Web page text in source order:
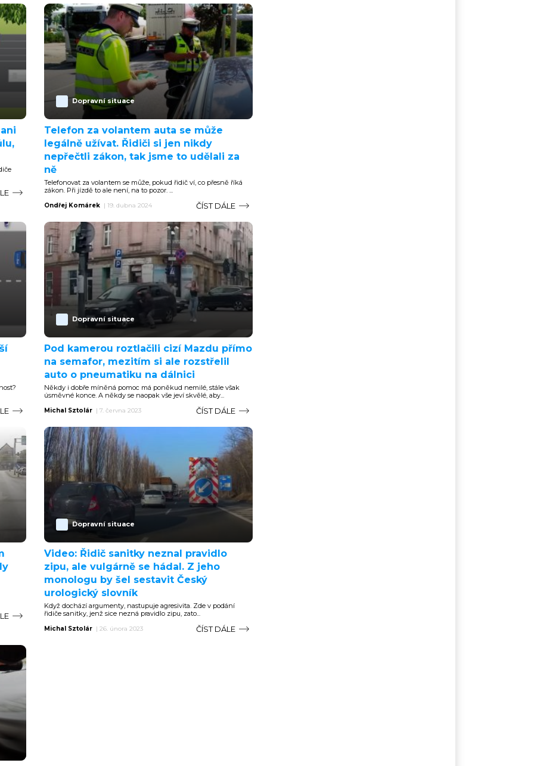
Dopravní situace
Telefon za volantem auta se může
legálně užívat. Řidiči si jen nikdy
nepřečtli zákon, tak jsme to udělali za
ně
Telefonovat za volantem se může, pokud řidič ví, co přesně říká
zákon. Při jízdě to ale není, na to pozor. ...
Ondřej Komárek | 19. dubna 2024 ČÍST DÁLE
Dopravní situace
Pod kamerou roztlačili cizí Mazdu přímo
na semafor, mezitím si ale rozstřelil
auto o pneumatiku na dálnici
Někdy i dobře míněná pomoc má poněkud nemilé, stále však
úsměvné konce. A někdy se naopak vše jeví skvělé, aby...
Michal Sztolár | 7. června 2023 ČÍST DÁLE
Dopravní situace
Video: Řidič sanitky neznal pravidlo
zipu, ale vulgárně se hádal. Z jeho
monologu by šel sestavit Český
urologický slovník
Když dochází argumenty, nastupuje agresivita. Zde v podání
řidiče sanitky, jenž sice nezná pravidlo zipu, zato...
Michal Sztolár | 26. února 2023 ČÍST DÁLE